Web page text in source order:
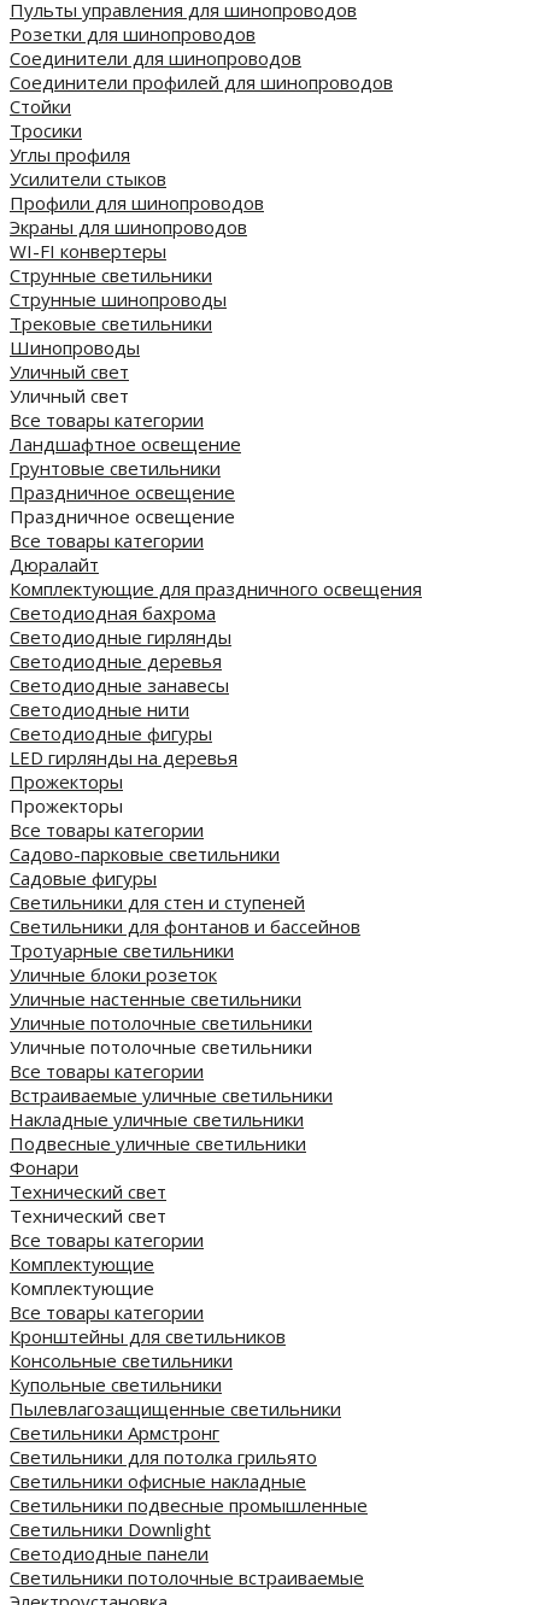
Пульты управления для шинопроводов
Розетки для шинопроводов
Соединители для шинопроводов
Соединители профилей для шинопроводов
Стойки
Тросики
Углы профиля
Усилители стыков
Профили для шинопроводов
Экраны для шинопроводов
WI-FI конвертеры
Струнные светильники
Струнные шинопроводы
Трековые светильники
Шинопроводы
Уличный свет
Уличный свет
Все товары категории
Ландшафтное освещение
Грунтовые светильники
Праздничное освещение
Праздничное освещение
Все товары категории
Дюралайт
Комплектующие для праздничного освещения
Светодиодная бахрома
Светодиодные гирлянды
Светодиодные деревья
Светодиодные занавесы
Светодиодные нити
Светодиодные фигуры
LED гирлянды на деревья
Прожекторы
Прожекторы
Все товары категории
Садово-парковые светильники
Садовые фигуры
Светильники для стен и ступеней
Светильники для фонтанов и бассейнов
Тротуарные светильники
Уличные блоки розеток
Уличные настенные светильники
Уличные потолочные светильники
Уличные потолочные светильники
Все товары категории
Встраиваемые уличные светильники
Накладные уличные светильники
Подвесные уличные светильники
Фонари
Технический свет
Технический свет
Все товары категории
Комплектующие
Комплектующие
Все товары категории
Кронштейны для светильников
Консольные светильники
Купольные светильники
Пылевлагозащищенные светильники
Светильники Армстронг
Светильники для потолка грильято
Светильники офисные накладные
Светильники подвесные промышленные
Светильники Downlight
Светодиодные панели
Cветильники потолочные встраиваемые